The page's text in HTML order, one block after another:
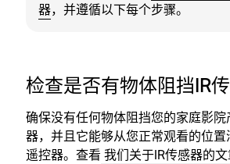
器，并遵循以下每个步骤。
检查是否有物体阻挡IR
确保没有任何物体阻挡您的家庭影院
器，并且它能够从您正常观看的位
遥控器。查看 我们关于IR传感器的